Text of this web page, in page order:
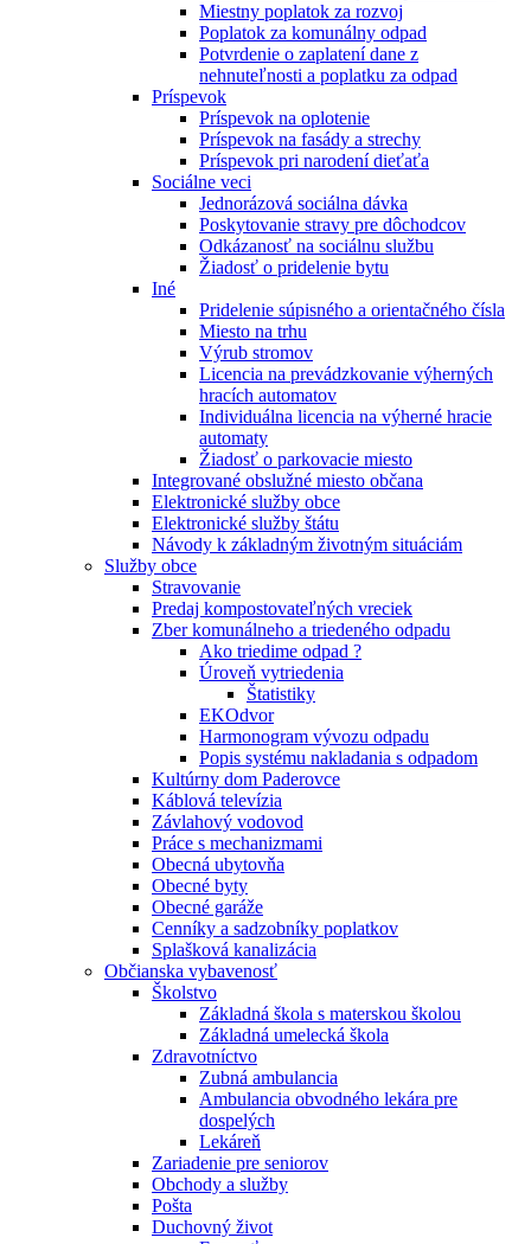
Miestny poplatok za rozvoj
Poplatok za komunálny odpad
Potvrdenie o zaplatení dane z
nehnuteľnosti a poplatku za odpad
Príspevok
Príspevok na oplotenie
Príspevok na fasády a strechy
Príspevok pri narodení dieťaťa
Sociálne veci
Jednorázová sociálna dávka
Poskytovanie stravy pre dôchodcov
Odkázanosť na sociálnu službu
Žiadosť o pridelenie bytu
Iné
Pridelenie súpisného a orientačného čísla
Miesto na trhu
Výrub stromov
Licencia na prevádzkovanie výherných
hracích automatov
Individuálna licencia na výherné hracie
automaty
Žiadosť o parkovacie miesto
Integrované obslužné miesto občana
Elektronické služby obce
Elektronické služby štátu
Návody k základným životným situáciám
Služby obce
Stravovanie
Predaj kompostovateľných vreciek
Zber komunálneho a triedeného odpadu
Ako triedime odpad ?
Úroveň vytriedenia
Štatistiky
EKOdvor
Harmonogram vývozu odpadu
Popis systému nakladania s odpadom
Kultúrny dom Paderovce
Káblová televízia
Závlahový vodovod
Práce s mechanizmami
Obecná ubytovňa
Obecné byty
Obecné garáže
Cenníky a sadzobníky poplatkov
Splašková kanalizácia
Občianska vybavenosť
Školstvo
Základná škola s materskou školou
Základná umelecká škola
Zdravotníctvo
Zubná ambulancia
Ambulancia obvodného lekára pre
dospelých
Lekáreň
Zariadenie pre seniorov
Obchody a služby
Pošta
Duchovný život